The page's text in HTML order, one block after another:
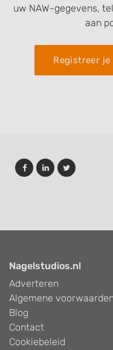
uw NAW-gegevens,
aan
Registreer je
Nagelstudios.nl
Adverteren
Algemene
Blog
Contact
Cookiebeleid